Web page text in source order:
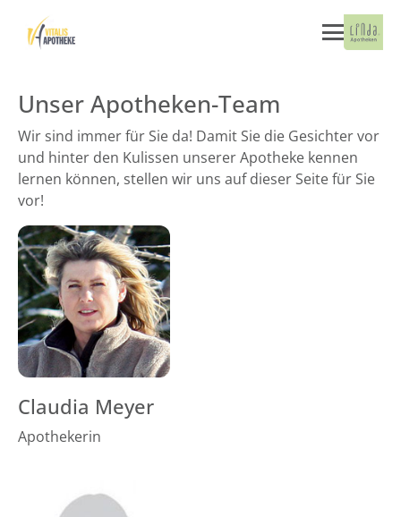
Unser Apotheken-Team
Wir sind immer für Sie da! Damit Sie die Gesichter vor
und hinter den Kulissen unserer Apotheke kennen
lernen können, stellen wir uns auf dieser Seite für Sie
vor!
Claudia Meyer
Apothekerin